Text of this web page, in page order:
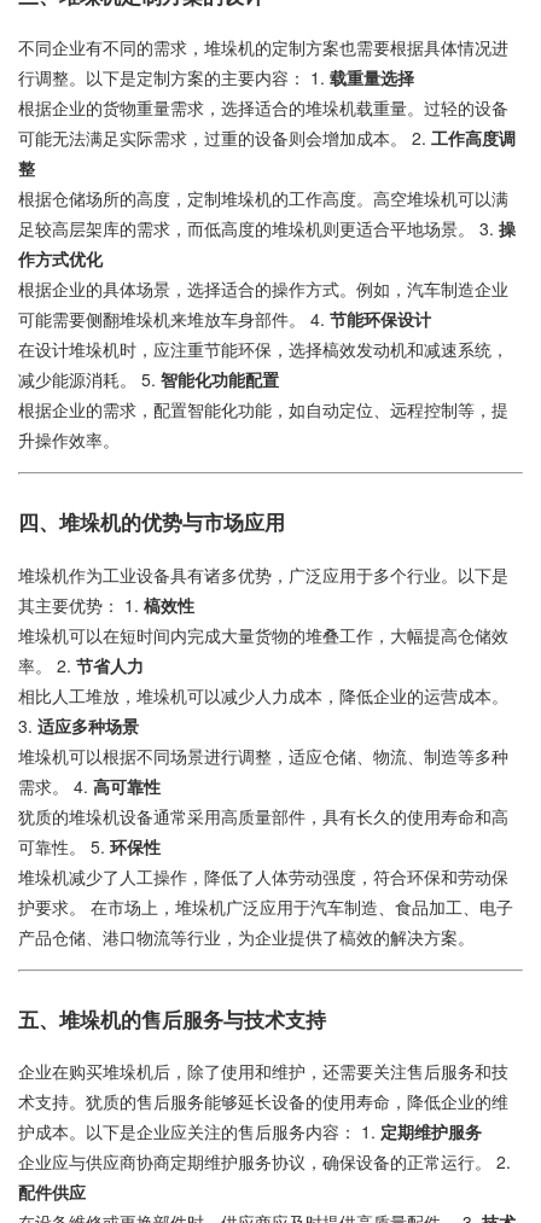
不同企业有不同的需求，堆垛机的定制方案也需要根据具体情况进
行调整。以下是定制方案的主要内容： 1. 载重量选择
根据企业的货物重量需求，选择适合的堆垛机载重量。过轻的设备
可能无法满足实际需求，过重的设备则会增加成本。 2. 工作高度调
整
根据仓储场所的高度，定制堆垛机的工作高度。高空堆垛机可以满
足较高层架库的需求，而低高度的堆垛机则更适合平地场景。 3. 操
作方式优化
根据企业的具体场景，选择适合的操作方式。例如，汽车制造企业
可能需要侧翻堆垛机来堆放车身部件。 4. 节能环保设计
在设计堆垛机时，应注重节能环保，选择槁效发动机和减速系统，
减少能源消耗。 5. 智能化功能配置
根据企业的需求，配置智能化功能，如自动定位、远程控制等，提
升操作效率。
四、堆垛机的优势与市场应用
堆垛机作为工业设备具有诸多优势，广泛应用于多个行业。以下是
其主要优势： 1. 槁效性
堆垛机可以在短时间内完成大量货物的堆叠工作，大幅提高仓储效
率。 2. 节省人力
相比人工堆放，堆垛机可以减少人力成本，降低企业的运营成本。
3. 适应多种场景
堆垛机可以根据不同场景进行调整，适应仓储、物流、制造等多种
需求。 4. 高可靠性
犹质的堆垛机设备通常采用高质量部件，具有长久的使用寿命和高
可靠性。 5. 环保性
堆垛机减少了人工操作，降低了人体劳动强度，符合环保和劳动保
护要求。 在市场上，堆垛机广泛应用于汽车制造、食品加工、电子
产品仓储、港口物流等行业，为企业提供了槁效的解决方案。
五、堆垛机的售后服务与技术支持
企业在购买堆垛机后，除了使用和维护，还需要关注售后服务和技
术支持。犹质的售后服务能够延长设备的使用寿命，降低企业的维
护成本。以下是企业应关注的售后服务内容： 1. 定期维护服务
企业应与供应商协商定期维护服务协议，确保设备的正常运行。 2.
配件供应